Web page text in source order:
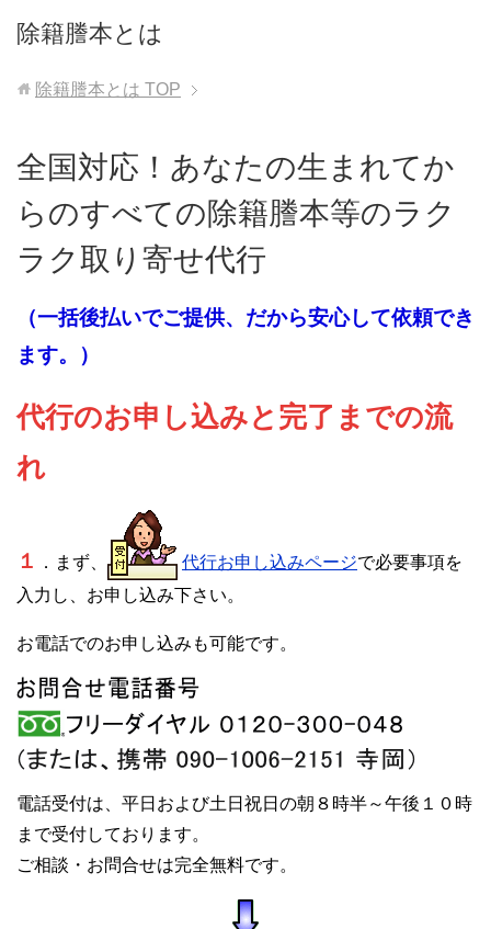
除籍謄本とは
除籍謄本とは TOP
全国対応！あなたの生まれてか
らのすべての除籍謄本等のラク
ラク取り寄せ代行
（一括後払いでご提供、だから安心して依頼でき
ます。）
代行のお申し込みと完了までの流
れ
１ ．まず、 代行お申し込みページで必要事項を
入力し、お申し込み下さい。
お電話でのお申し込みも可能です。
電話受付は、平日および土日祝日の朝８時半～午後１０時
まで受付しております。
ご相談・お問合せは完全無料です。